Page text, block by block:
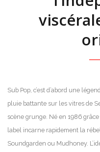
Sub Pop, c’est d’abord une
pluie battante sur les vitres de
scène grunge. Né en 1986
label incarne rapidement la
Soundgarden ou Mudhoney.